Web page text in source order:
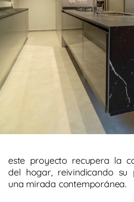
este proyecto recupera la
del hogar, reivindicando su
una mirada contemporánea.